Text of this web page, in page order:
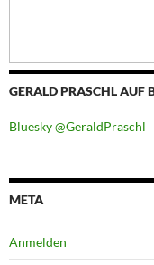
GERALD PRASCHL AUF
Bluesky @GeraldPraschl
META
Anmelden